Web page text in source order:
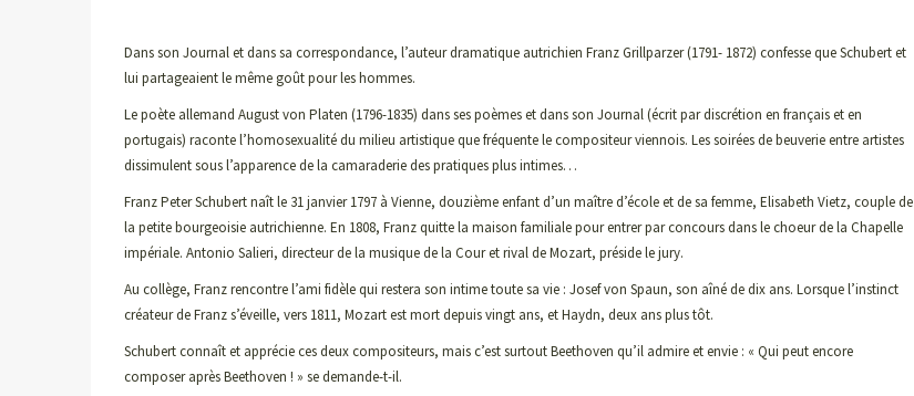
Dans son Journal et dans sa correspondance, l’auteur dramatique autrichien Franz Grillparzer (1791- 1872) confesse que Schubert et
lui partageaient le même goût pour les hommes.
Le poète allemand August von Platen (1796-1835) dans ses poèmes et dans son Journal (écrit par discrétion en français et en
portugais) raconte l’homosexualité du milieu artistique que fréquente le compositeur viennois. Les soirées de beuverie entre artistes
dissimulent sous l’apparence de la camaraderie des pratiques plus intimes…
Franz Peter Schubert naît le 31 janvier 1797 à Vienne, douzième enfant d’un maître d’école et de sa femme, Elisabeth Vietz, couple de
la petite bourgeoisie autrichienne. En 1808, Franz quitte la maison familiale pour entrer par concours dans le choeur de la Chapelle
impériale. Antonio Salieri, directeur de la musique de la Cour et rival de Mozart, préside le jury.
Au collège, Franz rencontre l’ami fidèle qui restera son intime toute sa vie : Josef von Spaun, son aîné de dix ans. Lorsque l’instinct
créateur de Franz s’éveille, vers 1811, Mozart est mort depuis vingt ans, et Haydn, deux ans plus tôt.
Schubert connaît et apprécie ces deux compositeurs, mais c’est surtout Beethoven qu’il admire et envie : « Qui peut encore
composer après Beethoven ! » se demande-t-il.